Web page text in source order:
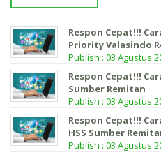
Respon Cepat!!!
Priority Valasindo
Publish : 03 Agustus
Respon Cepat!!!
Sumber Remitan
Publish : 03 Agustus
Respon Cepat!!!
HSS Sumber
Publish : 03 Agustus